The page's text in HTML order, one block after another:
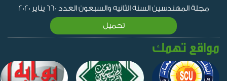
مجلة المهندسين السنة الثانيه والسبعون العدد 660 يناير 2020
تحميل
مواقع تهمك